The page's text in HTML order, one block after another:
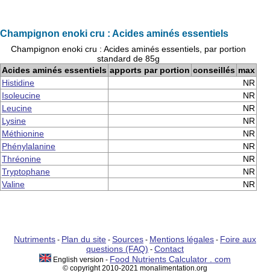
Champignon enoki cru : Acides aminés essentiels
Champignon enoki cru : Acides aminés essentiels, par portion
standard de 85g
Acides aminés essentiels apports par portion conseillés max
Histidine
NR
Isoleucine
NR
Leucine
NR
Lysine
NR
Méthionine
NR
Phénylalanine
NR
Thréonine
NR
Tryptophane
NR
Valine
NR
Nutriments - Plan du site - Sources - Mentions légales - Foire aux
questions (FAQ) - Contact
English version - Food Nutrients Calculator . com
© copyright 2010-2021 monalimentation.org